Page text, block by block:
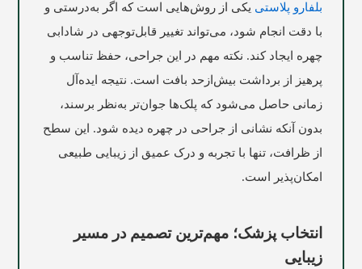
بلفارو پلاستی یکی از روش‌هایی است که اگر به‌درستی و
با دقت انجام شود، می‌تواند تغییر قابل‌توجهی در شادابی
چهره ایجاد کند. نکته مهم در این جراحی، حفظ تناسب و
پرهیز از برداشت بیش‌ازحد بافت است. نتیجه ایده‌آل
زمانی حاصل می‌شود که پلک‌ها جوان‌تر به‌نظر برسند،
بدون آنکه نشانی از جراحی در چهره دیده شود. این سطح
از ظرافت، تنها با تجربه و درک عمیق از زیبایی طبیعی
امکان‌پذیر است.
انتخاب پزشک؛ مهم‌ترین تصمیم در مسیر
زیبایی